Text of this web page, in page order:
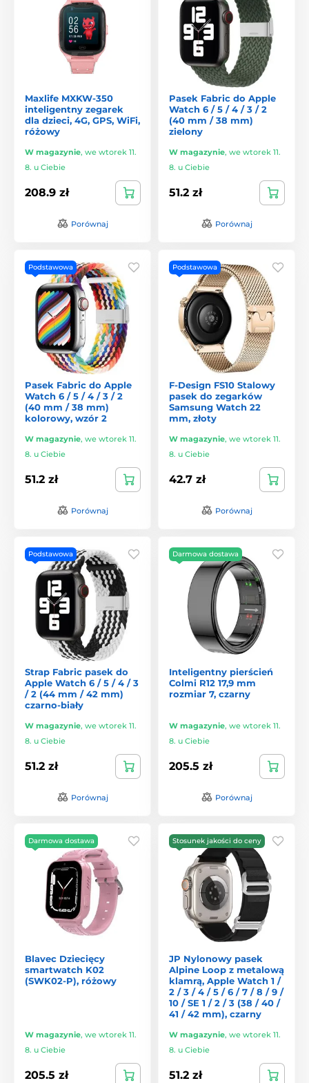
Maxlife MXKW-350
inteligentny zegarek
dla dzieci, 4G, GPS, WiFi,
różowy
W magazynie, we wtorek 11.
8. u Ciebie
208.9 zł
Porównaj
Pasek Fabric do Apple
Watch 6 / 5 / 4 / 3 / 2
(40 mm / 38 mm)
zielony
W magazynie, we wtorek 11.
8. u Ciebie
51.2 zł
Porównaj
Podstawowa
Pasek Fabric do Apple
Watch 6 / 5 / 4 / 3 / 2
(40 mm / 38 mm)
kolorowy, wzór 2
W magazynie, we wtorek 11.
8. u Ciebie
51.2 zł
Porównaj
Podstawowa
F-Design FS10 Stalowy
pasek do zegarków
Samsung Watch 22
mm, złoty
W magazynie, we wtorek 11.
8. u Ciebie
42.7 zł
Porównaj
Podstawowa
Strap Fabric pasek do
Apple Watch 6 / 5 / 4 / 3
/ 2 (44 mm / 42 mm)
czarno-biały
W magazynie, we wtorek 11.
8. u Ciebie
51.2 zł
Porównaj
Darmowa dostawa
Inteligentny pierścień
Colmi R12 17,9 mm
rozmiar 7, czarny
W magazynie, we wtorek 11.
8. u Ciebie
205.5 zł
Porównaj
Darmowa dostawa
Blavec Dziecięcy
smartwatch K02
(SWK02-P), różowy
W magazynie, we wtorek 11.
8. u Ciebie
205.5 zł
Stosunek jakości do ceny
JP Nylonowy pasek
Alpine Loop z metalową
klamrą, Apple Watch 1 /
2 / 3 / 4 / 5 / 6 / 7 / 8 / 9 /
10 / SE 1 / 2 / 3 (38 / 40 /
41 / 42 mm), czarny
W magazynie, we wtorek 11.
8. u Ciebie
51.2 zł